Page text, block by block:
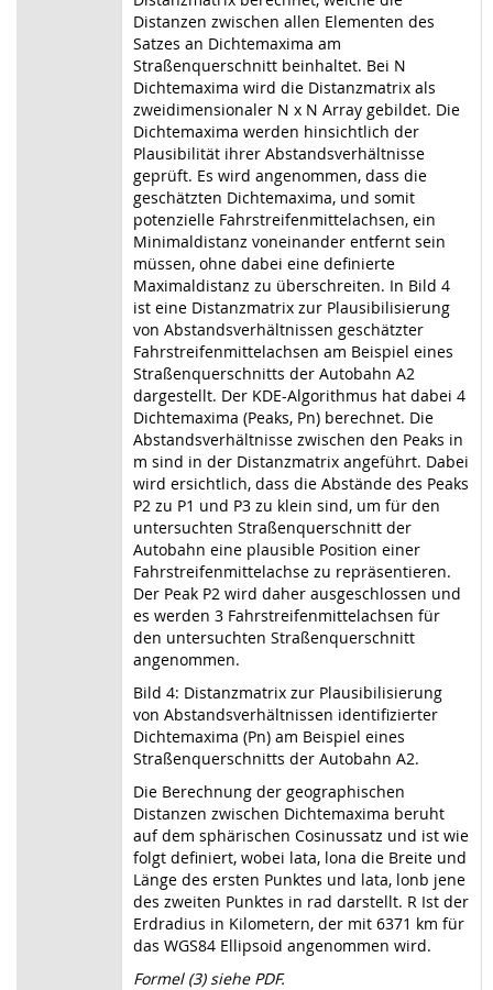
Distanzen zwischen allen Elementen des
Satzes an Dichtemaxima am
Straßenquerschnitt beinhaltet. Bei N
Dichtemaxima wird die Distanzmatrix als
zweidimensionaler N x N Array gebildet. Die
Dichtemaxima werden hinsichtlich der
Plausibilität ihrer Abstandsverhältnisse
geprüft. Es wird angenommen, dass die
geschätzten Dichtemaxima, und somit
potenzielle Fahrstreifenmittelachsen, ein
Minimaldistanz voneinander entfernt sein
müssen, ohne dabei eine definierte
Maximaldistanz zu überschreiten. In Bild 4
ist eine Distanzmatrix zur Plausibilisierung
von Abstandsverhältnissen geschätzter
Fahrstreifenmittelachsen am Beispiel eines
Straßenquerschnitts der Autobahn A2
dargestellt. Der KDE-Algorithmus hat dabei 4
Dichtemaxima (Peaks, Pn) berechnet. Die
Abstandsverhältnisse zwischen den Peaks in
m sind in der Distanzmatrix angeführt. Dabei
wird ersichtlich, dass die Abstände des Peaks
P2 zu P1 und P3 zu klein sind, um für den
untersuchten Straßenquerschnitt der
Autobahn eine plausible Position einer
Fahrstreifenmittelachse zu repräsentieren.
Der Peak P2 wird daher ausgeschlossen und
es werden 3 Fahrstreifenmittelachsen für
den untersuchten Straßenquerschnitt
angenommen.
Bild 4: Distanzmatrix zur Plausibilisierung
von Abstandsverhältnissen identifizierter
Dichtemaxima (Pn) am Beispiel eines
Straßenquerschnitts der Autobahn A2.
Die Berechnung der geographischen
Distanzen zwischen Dichtemaxima beruht
auf dem sphärischen Cosinussatz und ist wie
folgt definiert, wobei lata, lona die Breite und
Länge des ersten Punktes und lata, lonb jene
des zweiten Punktes in rad darstellt. R Ist der
Erdradius in Kilometern, der mit 6371 km für
das WGS84 Ellipsoid angenommen wird.
Formel (3) siehe PDF.